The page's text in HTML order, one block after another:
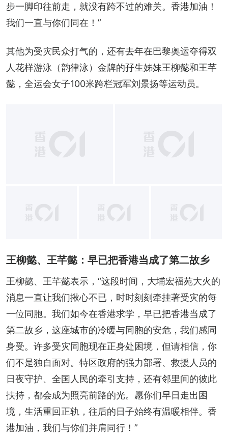
步一脚印往前走，就没有跨不过的难关。香港加油！
我们一直与你们同在！”
其他为受灾民众打气的，还有去年在巴黎奥运夺得双
人花样游泳（韵律泳）金牌的孖生姊妹王柳懿和王芊
懿，全运会女子100米跨栏冠军刘景扬等运动员。
王柳懿、王芊懿：早已把香港当成了第二故乡
王柳懿、王芊懿表示，“这段时间，大埔宏福苑大火的
消息一直让我们揪心不已，时时刻刻牵挂著受灾的每
一位同胞。我们如今在香港求学，早已把香港当成了
第二故乡，这座城市的冷暖与同胞的安危，我们感同
身受。许多受灾同胞现在正身处困境，但请相信，你
们不是独自面对。特区政府的强力部署、救援人员的
日夜守护、全国人民的牵引支持，还有邻里间的彼此
扶持，都会成为照亮前路的光。愿你们早日走出困
境，生活重回正轨，往后的日子始终有温暖相伴。香
港加油，我们与你们并肩同行！”